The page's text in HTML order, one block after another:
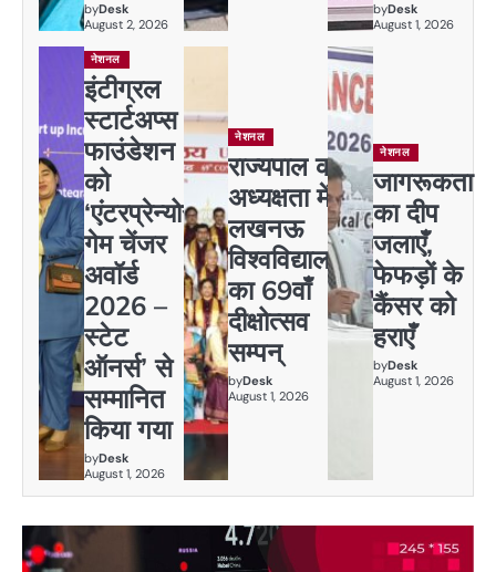
byDesk
August 2, 2026
byDesk
August 1, 2026
नेशनल
इंटीग्रल
स्टार्टअप्स
फाउंडेशन
को
‘एंटरप्रेन्योर
गेम चेंजर
अवॉर्ड
2026 –
स्टेट
ऑनर्स’ से
सम्मानित
किया गया
byDesk
August 1, 2026
नेशनल
राज्यपाल की
अध्यक्षता में
लखनऊ
विश्वविद्यालय
का 69वाँ
दीक्षोत्सव
सम्पन्
byDesk
August 1, 2026
नेशनल
जागरूकता
का दीप
जलाएँ,
फेफड़ों के
कैंसर को
हराएँ
byDesk
August 1, 2026